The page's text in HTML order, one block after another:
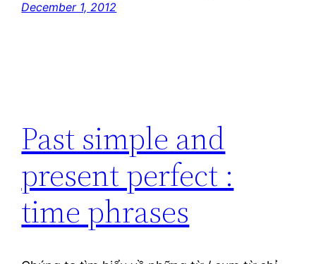
December 1, 2012
Past simple and
present perfect :
time phrases